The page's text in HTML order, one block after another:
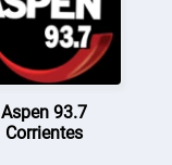
Aspen 93.7
Corrientes